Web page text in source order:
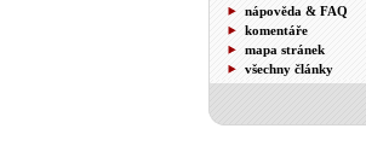
nápověda & FAQ
komentáře
mapa stránek
všechny články